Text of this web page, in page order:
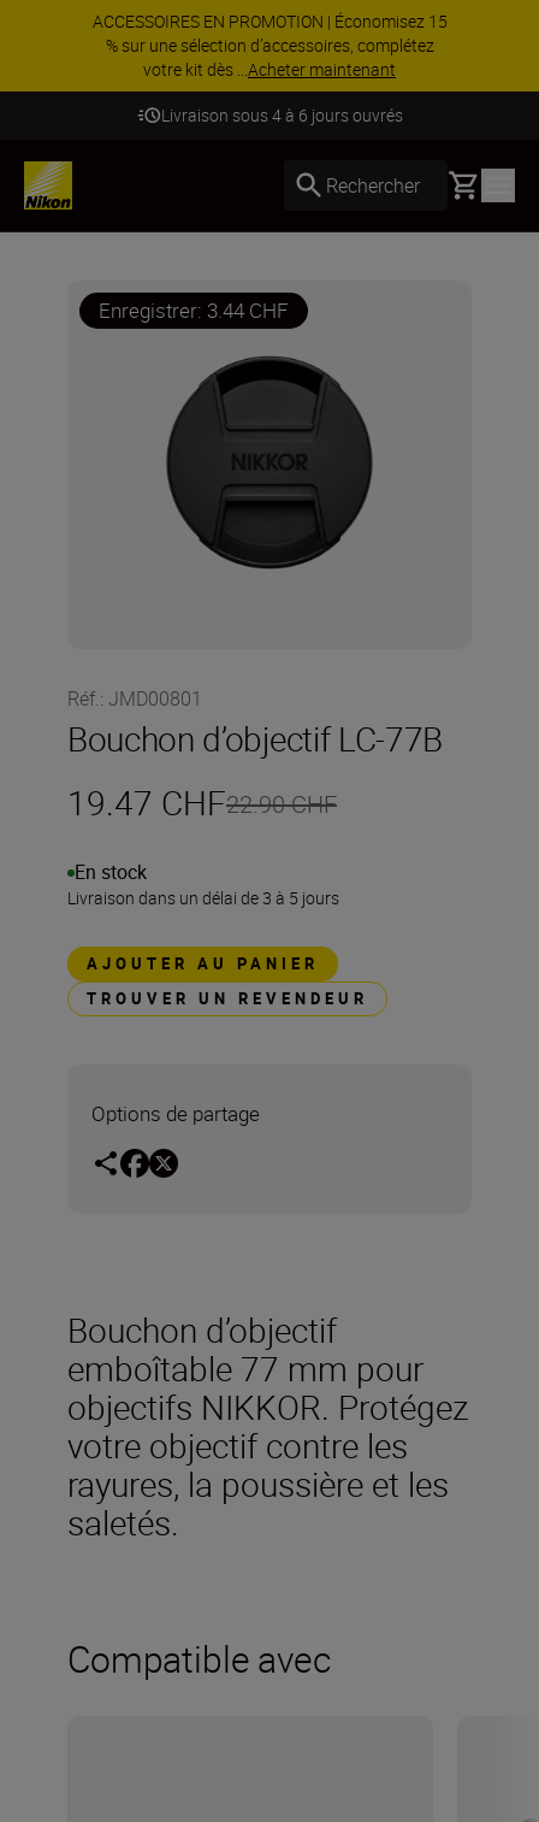
ACCESSOIRES EN PROMOTION | Économisez 15
% sur une sélection d’accessoires, complétez
votre kit dès ...Acheter maintenant
Livraison sous 4 à 6 jours ouvrés
Rechercher Basket
Enregistrer: 3.44 CHF
Réf.: JMD00801
Bouchon d’objectif LC-77B
19.47 CHF22.90 CHF
En stock
Livraison dans un délai de 3 à 5 jours
AJOUTER AU PANIER
TROUVER UN REVENDEUR
Options de partage
Bouchon d’objectif
emboîtable 77 mm pour
objectifs NIKKOR. Protégez
votre objectif contre les
rayures, la poussière et les
saletés.
Compatible avec